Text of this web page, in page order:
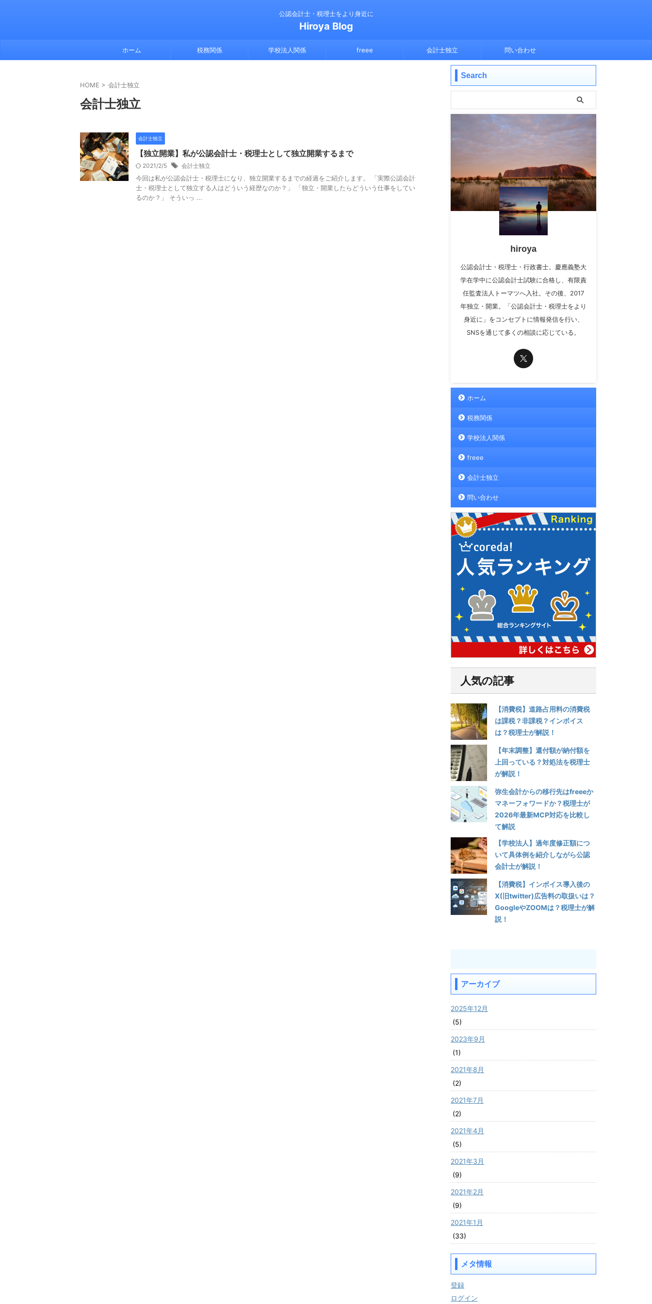
公認会計士・税理士をより身近に
Hiroya Blog
ホーム 税務関係 学校法人関係 freee 会計士独立 問い合わせ
HOME > 会計士独立
会計士独立
会計士独立
【独立開業】私が公認会計士・税理士として独立開業するまで
2021/2/5 会計士独立
今回は私が公認会計士・税理士になり、独立開業するまでの経過をご紹介します。 「実際公認会計
士・税理士として独立する人はどういう経歴なのか？」 「独立・開業したらどういう仕事をしてい
るのか？」 そういっ ...
Search
hiroya
公認会計士・税理士・行政書士。慶應義塾大
学在学中に公認会計士試験に合格し、有限責
任監査法人トーマツへ入社。その後、2017
年独立・開業。「公認会計士・税理士をより
身近に」をコンセプトに情報発信を行い、
SNSを通じて多くの相談に応じている。
ホーム
税務関係
学校法人関係
freee
会計士独立
問い合わせ
人気の記事
【消費税】道路占用料の消費税
は課税？非課税？インボイス
は？税理士が解説！
【年末調整】還付額が納付額を
上回っている？対処法を税理士
が解説！
弥生会計からの移行先はfreeeか
マネーフォワードか？税理士が
2026年最新MCP対応を比較し
て解説
【学校法人】過年度修正額につ
いて具体例を紹介しながら公認
会計士が解説！
【消費税】インボイス導入後の
X(旧twitter)広告料の取扱いは？
GoogleやZOOMは？税理士が解
説！
アーカイブ
2025年12月
(5)
2023年9月
(1)
2021年8月
(2)
2021年7月
(2)
2021年4月
(5)
2021年3月
(9)
2021年2月
(9)
2021年1月
(33)
メタ情報
登録
ログイン